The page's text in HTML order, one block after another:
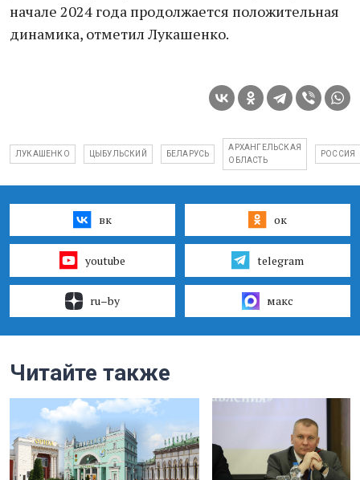
начале 2024 года продолжается положительная
динамика, отметил Лукашенко.
ЛУКАШЕНКО ЦЫБУЛЬСКИЙ БЕЛАРУСЬ
АРХАНГЕЛЬСКАЯ
ОБЛАСТЬ
РОССИЯ
вк ок
youtube telegram
ru–by макс
Читайте также